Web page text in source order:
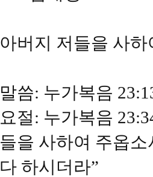
아버지 저들을 사
말씀: 누가복음
요절: 누가복음
들을 사하여 주옵
다 하시더라”